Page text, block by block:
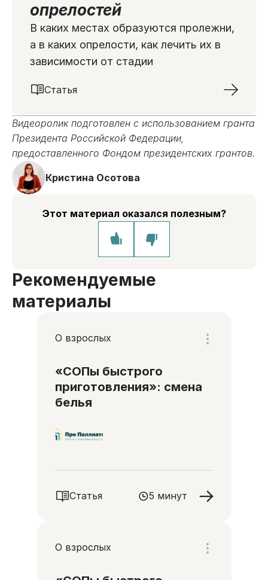
опрелостей
В каких местах образуются пролежни,
а в каких опрелости, как лечить их в
зависимости от стадии
Статья
Видеоролик подготовлен с использованием гранта
Президента Российской Федерации,
предоставленного Фондом президентских грантов.
Кристина Осотова
Этот материал оказался полезным?
Рекомендуемые
материалы
О взрослых
«СОПы быстрого
приготовления»: смена
белья
Статья 5 минут
О взрослых